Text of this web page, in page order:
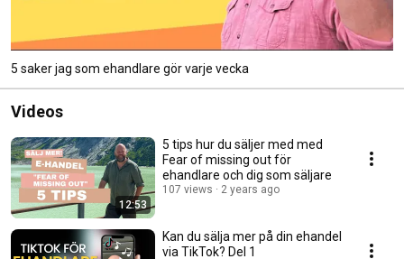
5 saker jag som ehandlare gör varje vecka
Videos
12:53
5 tips hur du säljer med med
Fear of missing out för
ehandlare och dig som säljare
107 views 2 years ago
Kan du sälja mer på din ehandel
via TikTok? Del 1